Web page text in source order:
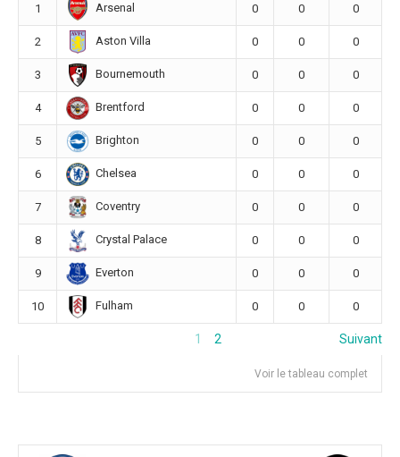
1 Arsenal 0 0 0
2 Aston Villa 0 0 0
3 Bournemouth 0 0 0
4 Brentford 0 0 0
5 Brighton 0 0 0
6 Chelsea 0 0 0
7 Coventry 0 0 0
8 Crystal Palace 0 0 0
9 Everton 0 0 0
10 Fulham 0 0 0
1 2 Suivant
Voir le tableau complet